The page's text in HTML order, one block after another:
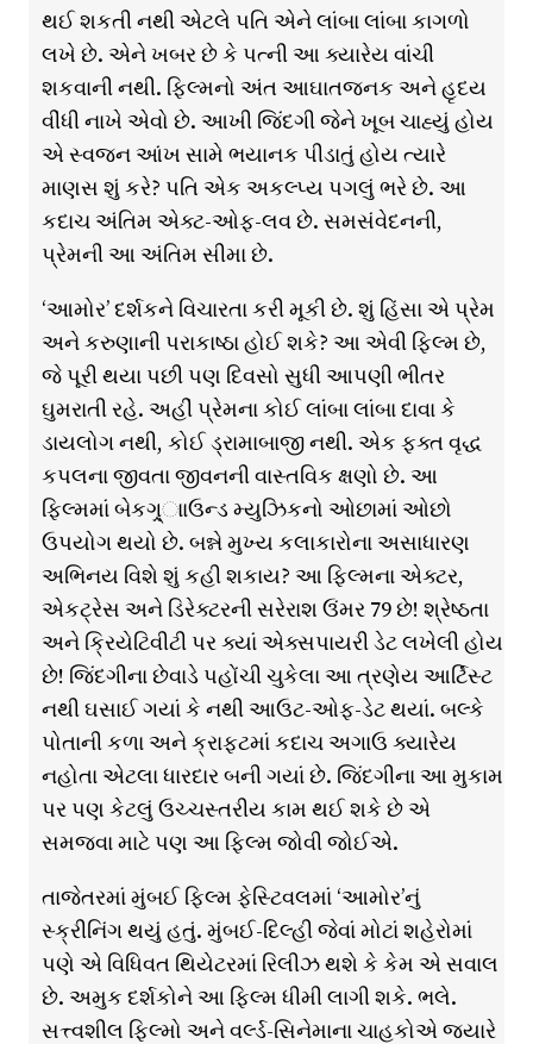
થઈ શકતી નથી એટલે પતિ એને લાંબા લાંબા કાગળો
લખે છે. એને ખબર છે કે પત્ની આ ક્યારેય વાંચી
શકવાની નથી. ફિલ્મનો અંત આઘાતજનક અને હૃદય
વીંધી નાખે એવો છે. આખી જિંદગી જેને ખૂબ ચાહ્યું હોય
એ સ્વજન આંખ સામે ભયાનક પીડાતું હોય ત્યારે
માણસ શું કરે? પતિ એક અકલ્પ્ય પગલું ભરે છે. આ
કદાચ અંતિમ એક્ટ-ઓફ-લવ છે. સમસંવેદનની,
પ્રેમની આ અંતિમ સીમા છે.
‘આમોર’ દર્શકને વિચારતા કરી મૂકી છે. શું હિંસા એ પ્રેમ
અને કરુણાની પરાકાષ્ઠા હોઈ શકે? આ એવી ફિલ્મ છે,
જે પૂરી થયા પછી પણ દિવસો સુધી આપણી ભીતર
ઘુમરાતી રહે. અહીં પ્રેમના કોઈ લાંબા લાંબા દાવા કે
ડાયલોગ નથી, કોઈ ડ્રામાબાજી નથી. એક ફક્ત વૃદ્ધ
કપલના જીવતા જીવનની વાસ્તવિક ક્ષણો છે. આ
ફિલ્મમાં બેકગ્ર્ાાઉન્ડ મ્યુઝિકનો ઓછામાં ઓછો
ઉપયોગ થયો છે. બન્ને મુખ્ય કલાકારોના અસાધારણ
અભિનય વિશે શું કહી શકાય? આ ફિલ્મના એક્ટર,
એકટ્રેસ અને ડિરેક્ટરની સરેરાશ ઉંમર 79 છે! શ્રેષ્ઠતા
અને ક્રિયેટિવીટી પર ક્યાં એક્સપાયરી ડેટ લખેલી હોય
છે! જિંદગીના છેવાડે પહોંચી ચુકેલા આ ત્રણેય આર્ટિસ્ટ
નથી ઘસાઈ ગયાં કે નથી આઉટ-ઓફ-ડેટ થયાં. બલ્કે
પોતાની કળા અને ક્રાફ્ટમાં કદાચ અગાઉ ક્યારેય
નહોતા એટલા ધારદાર બની ગયાં છે. જિંદગીના આ મુકામ
પર પણ કેટલું ઉચ્ચસ્તરીય કામ થઈ શકે છે એ
સમજવા માટે પણ આ ફિલ્મ જોવી જોઈએ.
તાજેતરમાં મુંબઈ ફિલ્મ ફેસ્ટિવલમાં ‘આમોર’નું
સ્ક્રીનિંગ થયું હતું. મુંબઈ-દિલ્હી જેવાં મોટાં શહેરોમાં
પણે એ વિધિવત થિયેટરમાં રિલીઝ થશે કે કેમ એ સવાલ
છે. અમુક દર્શકોને આ ફિલ્મ ધીમી લાગી શકે. ભલે.
સત્ત્વશીલ ફિલ્મો અને વર્લ્ડ-સિનેમાના ચાહકોએ જ્યારે